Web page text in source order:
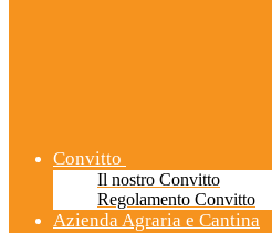
Convitto
Il nostro Convitto
Regolamento Convitto
Azienda Agraria e Cantina